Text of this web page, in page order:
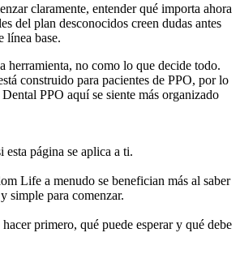
claramente, entender qué importa ahora
del plan desconocidos creen dudas antes
línea base.
herramienta, no como lo que decide todo.
construido para pacientes de PPO, por lo
PPO aquí se siente más organizado
esta página se aplica a ti.
Life a menudo se benefician más al saber
simple para comenzar.
primero, qué puede esperar y qué debe